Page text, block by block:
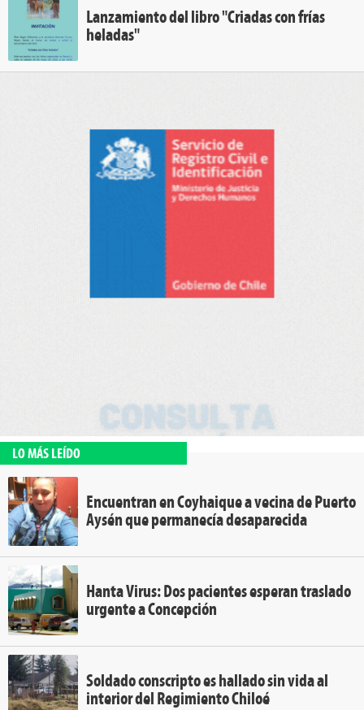
Lanzamiento del libro "Criadas con frías
heladas"
LO MÁS LEÍDO
Encuentran en Coyhaique a vecina de Puerto
Aysén que permanecía desaparecida
Hanta Virus: Dos pacientes esperan traslado
urgente a Concepción
Soldado conscripto es hallado sin vida al
interior del Regimiento Chiloé